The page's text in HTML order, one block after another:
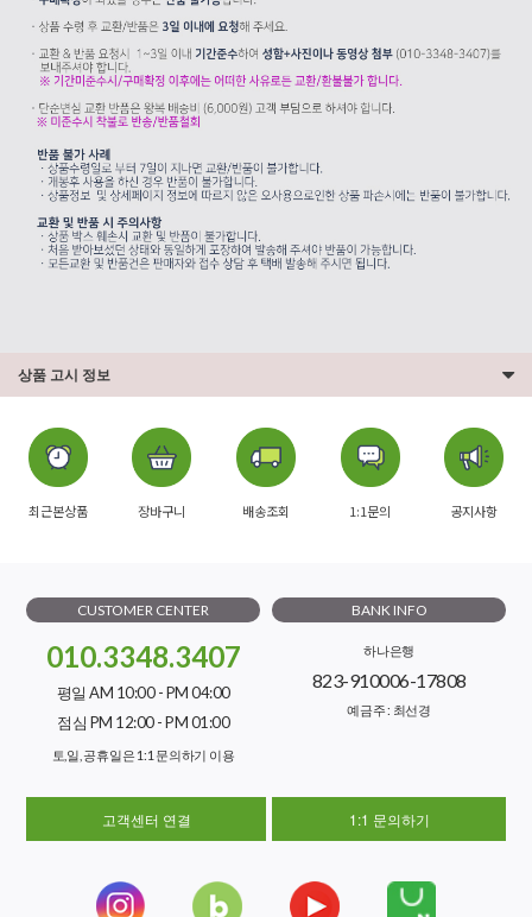
상품 고시 정보
최근본상품 장바구니 배송조회 1:1문의 공지사항
CUSTOMER CENTER
010.3348.3407
평일 AM 10:00 - PM 04:00
점심 PM 12:00 - PM 01:00
토,일, 공휴일은 1:1 문의하기 이용
BANK INFO
하나은행
823-910006-17808
예금주 : 최선경
고객센터 연결 1:1 문의하기